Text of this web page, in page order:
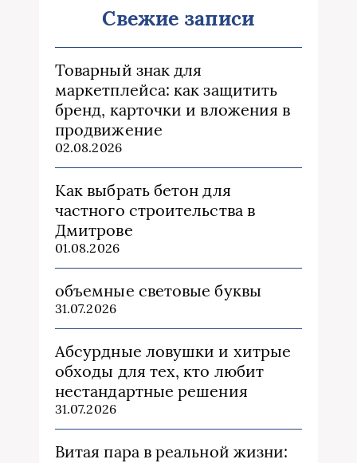
Свежие записи
Товарный знак для
маркетплейса: как защитить
бренд, карточки и вложения в
продвижение
02.08.2026
Как выбрать бетон для
частного строительства в
Дмитрове
01.08.2026
объемные световые буквы
31.07.2026
Абсурдные ловушки и хитрые
обходы для тех, кто любит
нестандартные решения
31.07.2026
Витая пара в реальной жизни: